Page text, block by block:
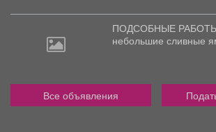
ПОДСОБНЫЕ
небольшие сливные
Все объявления